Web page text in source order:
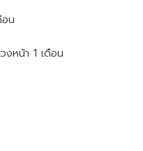
อน
งหน้า 1 เดือน